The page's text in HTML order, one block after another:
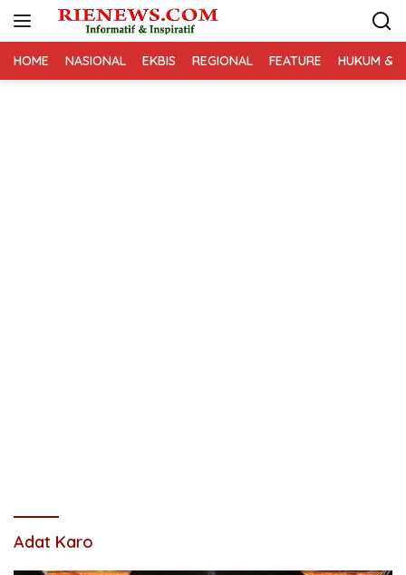
HOME NASIONAL EKBIS REGIONAL FEATURE HUKUM &
Adat Karo